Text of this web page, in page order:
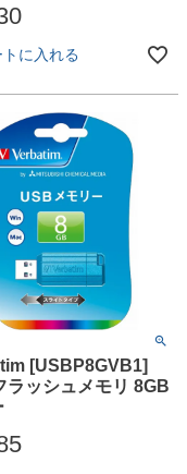
トに入れる
[USBP8GVB1]
ラッシュメモリ 8GB